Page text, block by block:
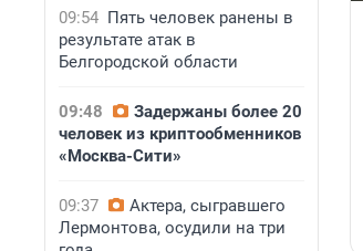
09:54 Пять человек ранены в
результате атак в
Белгородской области
09:48
Задержаны более 20
человек из криптообменников
«Москва-Сити»
09:37
Актера, сыгравшего
Лермонтова, осудили на три